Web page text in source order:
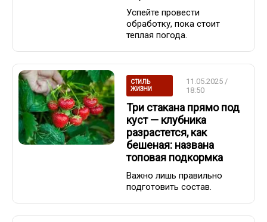
Успейте провести
обработку, пока стоит
теплая погода.
СТИЛЬ
ЖИЗНИ
11.05.2025 /
18:50
Три стакана прямо под
куст — клубника
разрастется, как
бешеная: названа
топовая подкормка
Важно лишь правильно
подготовить состав.